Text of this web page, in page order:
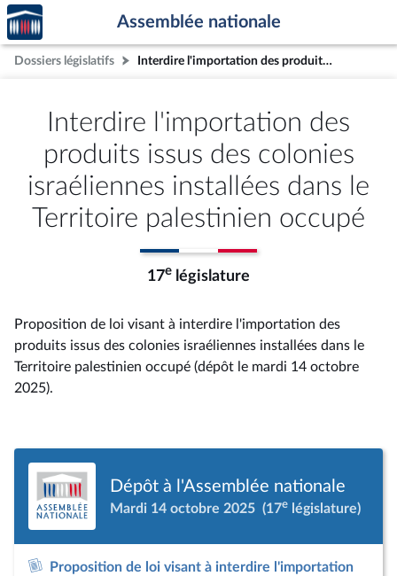
Aller au contenu
Aller en bas de la page
Accèder
à la
page
d'accueil
Assemblée nationale
Dossiers législatifs Interdire l'importation des produits issus des colonies israéliennes installées dans le Territoire palestinien occupé
Interdire l'importation des
produits issus des colonies
israéliennes installées dans le
Territoire palestinien occupé
17e législature
Proposition de loi visant à interdire l'importation des
produits issus des colonies israéliennes installées dans le
Territoire palestinien occupé (dépôt le mardi 14 octobre
2025).
Dépôt à l'Assemblée nationale
Mardi 14 octobre 2025 (17e législature)
Proposition de loi visant à interdire l'importation